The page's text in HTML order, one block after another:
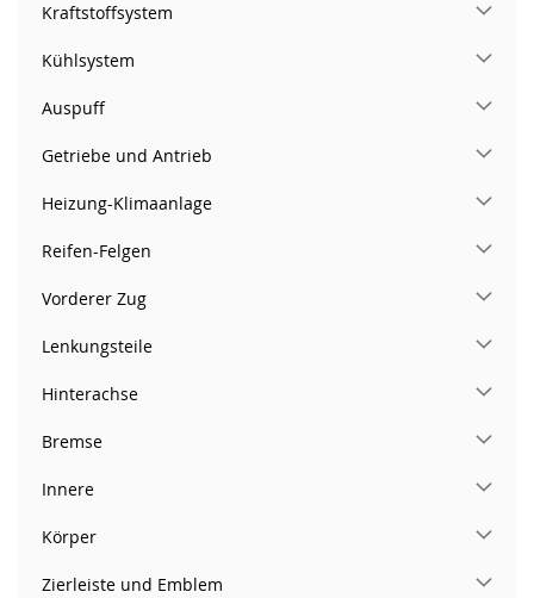
Kraftstoffsystem
Kühlsystem
Auspuff
Getriebe und Antrieb
Heizung-Klimaanlage
Reifen-Felgen
Vorderer Zug
Lenkungsteile
Hinterachse
Bremse
Innere
Körper
Zierleiste und Emblem